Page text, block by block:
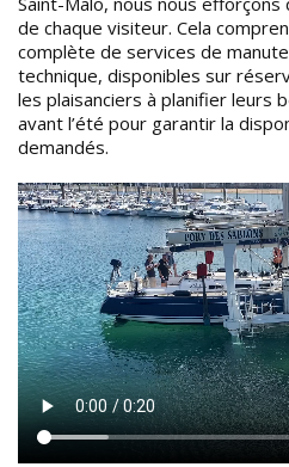
de chaque visiteur. Cela
complète de services de
technique, disponibles sur
les plaisanciers à planifier leurs
avant l’été pour garantir la
demandés.